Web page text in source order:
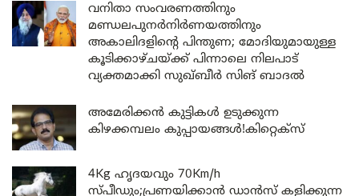
വനിതാ സംവരണത്തിനും
മണ്ഡലപുനർനിർണയത്തിനും
അകാലിദളിന്റെ പിന്തുണ; മോദിയുമായുള്ള
കൂടിക്കാഴ്ചയ്ക്ക് പിന്നാലെ നിലപാട്
വ്യക്തമാക്കി സുഖ്ബീർ സിങ് ബാദൽ
അമേരിക്കൻ കുട്ടികൾ ഉടുക്കുന്ന
കിഴക്കമ്പലം കുപ്പായങ്ങൾ!കിറ്റെക്സ്
4Kg ഹൃദയവും 70Km/h
സ്പീഡും;പ്രണയിക്കാൻ ഡാൻസ് കളിക്കുന്ന